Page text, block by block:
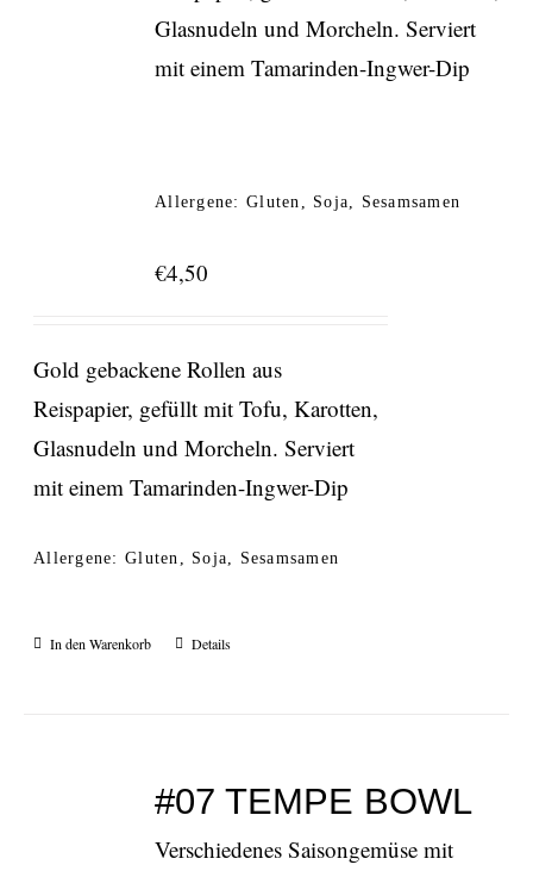
Glasnudeln und Morcheln. Serviert
mit einem Tamarinden-Ingwer-Dip
Allergene: Gluten, Soja, Sesamsamen
€4,50
Gold gebackene Rollen aus
Reispapier, gefüllt mit Tofu, Karotten,
Glasnudeln und Morcheln. Serviert
mit einem Tamarinden-Ingwer-Dip
Allergene: Gluten, Soja, Sesamsamen
In den Warenkorb Details
#07 TEMPE BOWL
Verschiedenes Saisongemüse mit